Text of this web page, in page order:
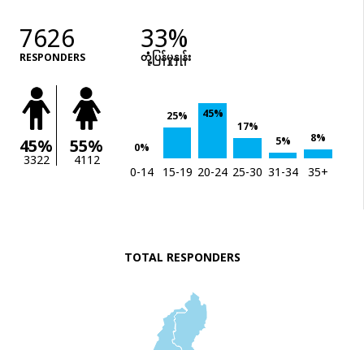
7626
RESPONDERS
33%
တုံံ့ပြန်မှုနှုန်း
45%
3322
55%
4112
0%
25%
45%
17%
5%
8%
0-14 15-19 20-24 25-30 31-34 35+
TOTAL RESPONDERS